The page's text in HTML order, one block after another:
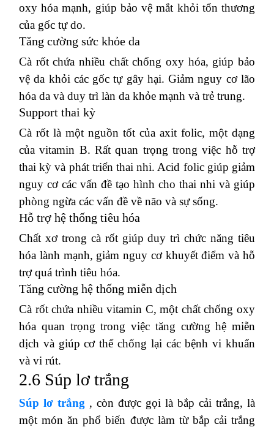
oxy hóa mạnh, giúp bảo vệ mắt khỏi tổn thương
của gốc tự do.
Tăng cường sức khỏe da
Cà rốt chứa nhiều chất chống oxy hóa, giúp bảo
vệ da khỏi các gốc tự gây hại.Giảm nguy cơ lão
hóa da và duy trì làn da khỏe mạnh và trẻ trung.
Support thai kỳ
Cà rốt là một nguồn tốt của axit folic, một dạng
của vitamin B. Rất quan trọng trong việc hỗ trợ
thai kỳ và phát triển thai nhi. Acid folic giúp giảm
nguy cơ các vấn đề tạo hình cho thai nhi và giúp
phòng ngừa các vấn đề về não và sự sống.
Hỗ trợ hệ thống tiêu hóa
Chất xơ trong cà rốt giúp duy trì chức năng tiêu
hóa lành mạnh, giảm nguy cơ khuyết điểm và hỗ
trợ quá trình tiêu hóa.
Tăng cường hệ thống miễn dịch
Cà rốt chứa nhiều vitamin C, một chất chống oxy
hóa quan trọng trong việc tăng cường hệ miễn
dịch và giúp cơ thể chống lại các bệnh vi khuẩn
và vi rút.
2.6 Súp lơ trắng
Súp lơ trắng , còn được gọi là bắp cải trắng, là
một món ăn phổ biến được làm từ bắp cải trắng